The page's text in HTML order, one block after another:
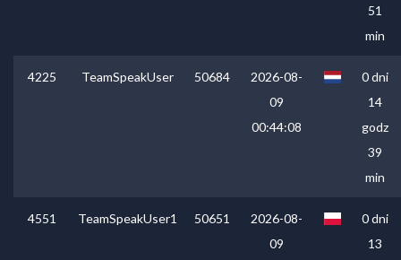
51
min
4225 TeamSpeakUser 50684
2026-08-
09
00:44:08
0 dni
14
godz
39
min
4551 TeamSpeakUser1 50651
2026-08-
09
0 dni
13